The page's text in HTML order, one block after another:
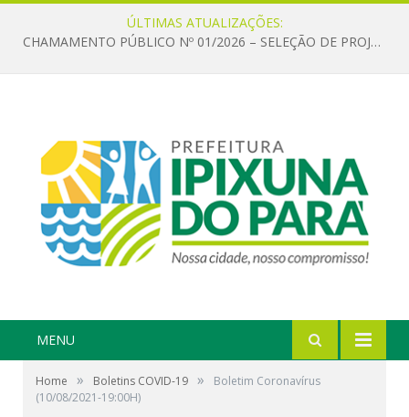
ÚLTIMAS ATUALIZAÇÕES:
CHAMAMENTO PÚBLICO Nº 01/2026 – SELEÇÃO DE PROJETOS PARA FIRMAR TERMO DE EXECUÇÃO CULTURAL COM RECURSOS DA POLÍTICA NACIONAL ALDIR BLANC DE FOMENTO À CULTURA – PNAB (LEI Nº 14.399/2022)
MENU
Home » Boletins COVID-19 »
Boletim Coronavírus
(10/08/2021-19:00H)